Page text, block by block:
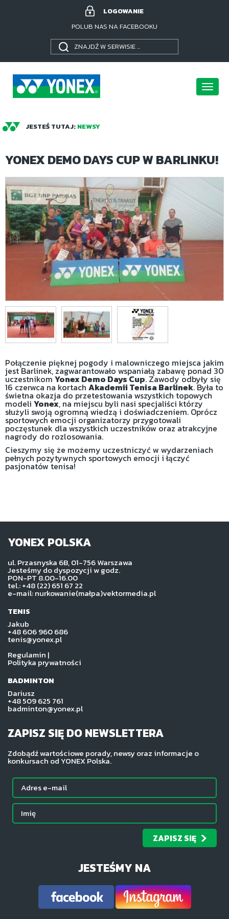
LOGOWANIE
POLUB NAS NA FACEBOOKU
menu
JESTEŚ TUTAJ: NEWSY
YONEX DEMO DAYS CUP W BARLINKU!
Połączenie pięknej pogody i malowniczego miejsca jakim
jest Barlinek, zagwarantowało wspaniałą zabawę ponad 30
uczestnikomYonex Demo Days Cup. Zawody odbyły się
16 czerwca na kortach Akademii Tenisa Barlinek. Była to
świetna okazja do przetestowania wszystkich topowych
modeli Yonex, na miejscu byli nasi specjaliści którzy
służyli swoją ogromną wiedzą i doświadczeniem. Oprócz
sportowych emocji organizatorzy przygotowali
poczęstunek dla wszystkich uczestników oraz atrakcyjne
nagrody do rozlosowania.
Cieszymy się że możemy uczestniczyć w wydarzeniach
pełnych pozytywnych sportowych emocji i łączyć
pasjonatów tenisa!
YONEX POLSKA
ul. Przasnyska 6B, 01-756 Warszawa
Jesteśmy do dyspozycji w godz.
PON-PT 8.00-16.00
tel.: +48 (22) 651 67 22
e-mail: nurkowanie(małpa)vektormedia.pl
TENIS
Jakub
+48 606 960 686
tenis@yonex.pl
Regulamin |
Polityka prywatności
BADMINTON
Dariusz
+48 509 625 761
badminton@yonex.pl
ZAPISZ SIĘ DO NEWSLETTERA
Zdobądź wartościowe porady, newsy oraz informacje o
konkursach od YONEX Polska.
ZAPISZ SIĘ
JESTEŚMY NA